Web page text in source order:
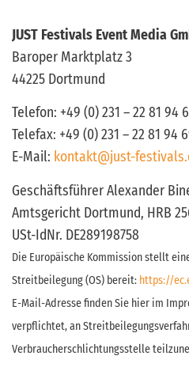
JUST Festivals Event Media
Baroper Marktplatz 3
44225 Dortmund
Telefon: +49 (0) 231 – 22 81 94
Telefax: +49 (0) 231 – 22 81 94
E-Mail: kontakt@just-
Geschäftsführer Alexander
Amtsgericht Dortmund, HRB
USt-IdNr. DE289198758
Die Europäische Kommission stellt
Streitbeilegung (OS) bereit: https://
E-Mail-Adresse finden Sie hier im
verpflichtet, an
Verbraucherschlichtungsstelle